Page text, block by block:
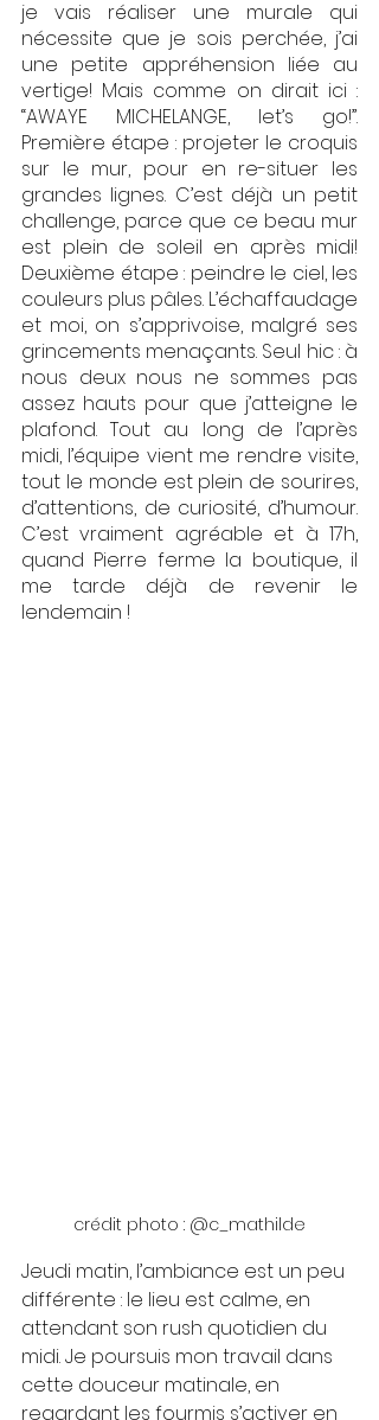
je vais réaliser une murale qui
nécessite que je sois perchée, j’ai
une petite appréhension liée au
vertige! Mais comme on dirait ici :
“AWAYE MICHELANGE, let’s go!”.
Première étape : projeter le croquis
sur le mur, pour en re-situer les
grandes lignes. C’est déjà un petit
challenge, parce que ce beau mur
est plein de soleil en après midi!
Deuxième étape : peindre le ciel, les
couleurs plus pâles. L’échaffaudage
et moi, on s’apprivoise, malgré ses
grincements menaçants. Seul hic : à
nous deux nous ne sommes pas
assez hauts pour que j’atteigne le
plafond. Tout au long de l’après
midi, l’équipe vient me rendre visite,
tout le monde est plein de sourires,
d’attentions, de curiosité, d’humour.
C’est vraiment agréable et à 17h,
quand Pierre ferme la boutique, il
me tarde déjà de revenir le
lendemain !
crédit photo : @c_mathilde
Jeudi matin, l’ambiance est un peu
différente : le lieu est calme, en
attendant son rush quotidien du
midi. Je poursuis mon travail dans
cette douceur matinale, en
regardant les fourmis s’activer en